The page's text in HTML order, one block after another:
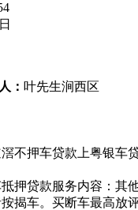
： 叶先生涧西区
不押车贷款上粤银车
押贷款服务内容：其
揭车。买断车最高放